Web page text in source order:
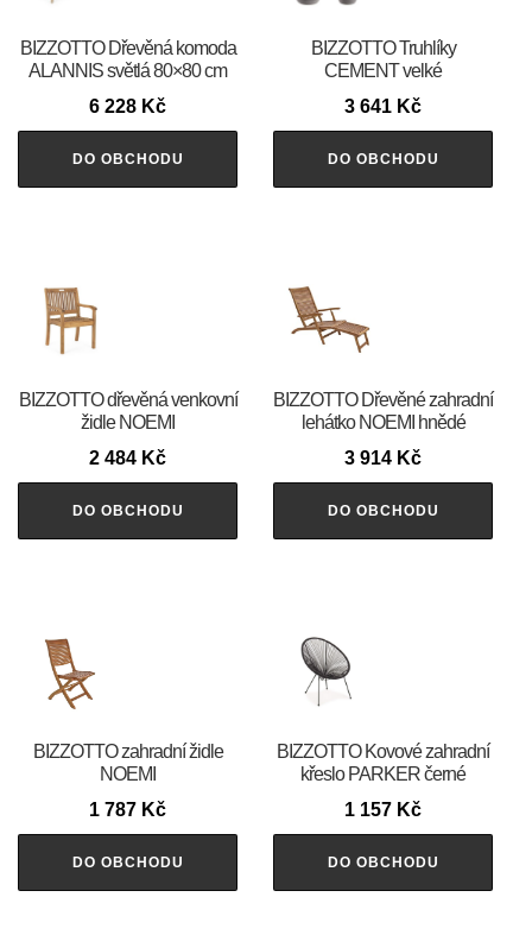
BIZZOTTO Dřevěná komoda
ALANNIS světlá 80×80 cm
6 228 Kč
DO OBCHODU
BIZZOTTO Truhlíky
CEMENT velké
3 641 Kč
DO OBCHODU
BIZZOTTO dřevěná venkovní
židle NOEMI
2 484 Kč
DO OBCHODU
BIZZOTTO Dřevěné zahradní
lehátko NOEMI hnědé
3 914 Kč
DO OBCHODU
BIZZOTTO zahradní židle
NOEMI
1 787 Kč
DO OBCHODU
BIZZOTTO Kovové zahradní
křeslo PARKER černé
1 157 Kč
DO OBCHODU